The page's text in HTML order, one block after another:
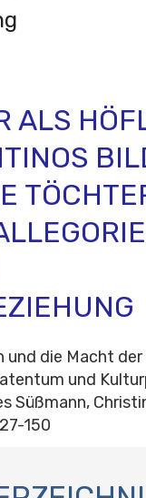
ALS
und die Macht
und
Süßmann,
150